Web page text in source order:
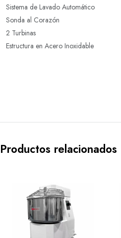
Sistema de Lavado Automático
Sonda al Corazón
2 Turbinas
Estructura en Acero Inoxidable
Productos relacionados